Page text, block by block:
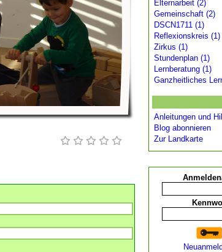
Elternarbeit (2)
Gemeinschaft (2)
DSCN1711 (1)
Reflexionskreis (1)
Zirkus (1)
Stundenplan (1)
Lernberatung (1)
Ganzheitliches
Anleitungen und
Blog abonnieren
Zur Landkarte